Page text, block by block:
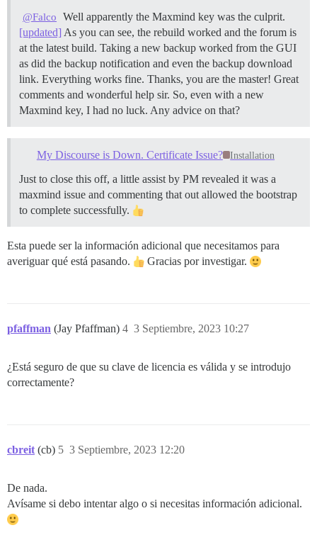
@Falco
Well apparently the Maxmind key was the culprit.
[updated] As you can see, the rebuild worked and the forum is
at the latest build. Taking a new backup worked from the GUI
as did the backup notification and even the backup download
link. Everything works fine. Thanks, you are the master! Great
comments and wonderful help sir. So, even with a new
Maxmind key, I had no luck. Any advice on that?
My Discourse is Down. Certificate Issue? Installation
Just to close this off, a little assist by PM revealed it was a
maxmind issue and commenting that out allowed the bootstrap
to complete successfully.
Esta puede ser la información adicional que necesitamos para
averiguar qué está pasando.
Gracias por investigar.
pfaffman (Jay Pfaffman) 3 Septiembre, 2023 10:27
4
¿Está seguro de que su clave de licencia es válida y se introdujo
correctamente?
cbreit (cb) 3 Septiembre, 2023 12:20
5
De nada.
Avísame si debo intentar algo o si necesitas información adicional.